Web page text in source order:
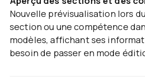
Nouvelle prévisualisation lors
section ou une compétence
modèles, affichant ses
besoin de passer en mode